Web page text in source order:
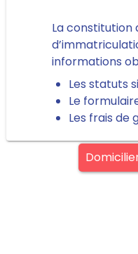
La constitution
informations
Les statuts
Le
Les frais de